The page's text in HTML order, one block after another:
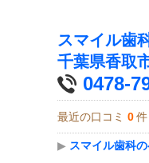
スマイル歯
千葉県香取
0478-
最近の口コミ 0
▶ スマイル歯科